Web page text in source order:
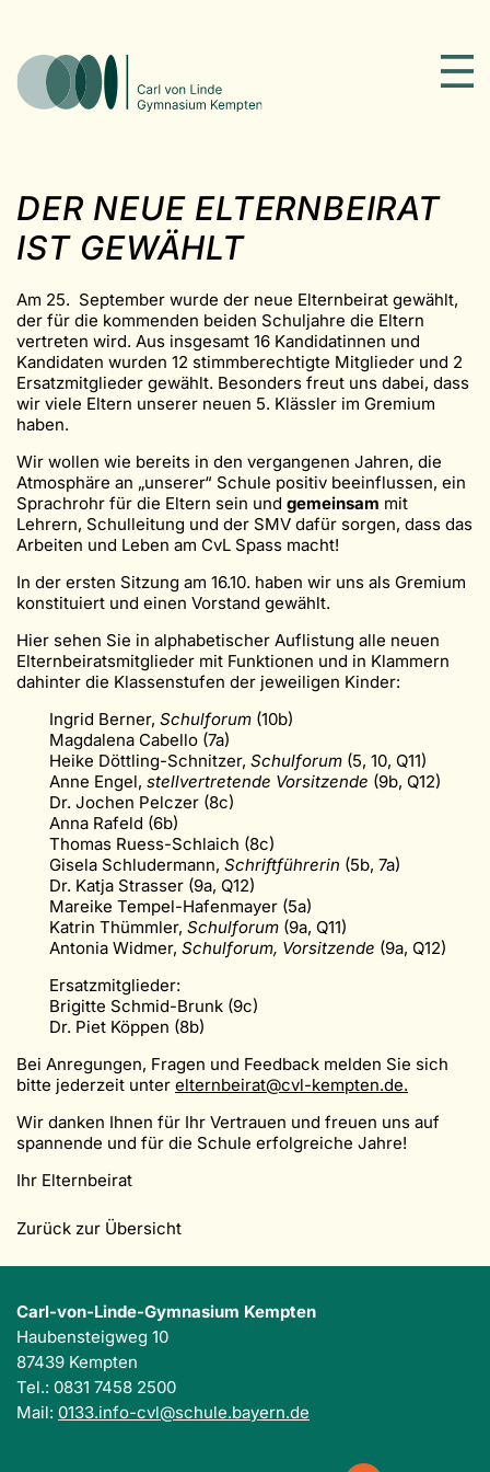
DER NEUE ELTERNBEIRAT
IST GEWÄHLT
Am 25. September wurde der neue Elternbeirat gewählt,
der für die kommenden beiden Schuljahre die Eltern
vertreten wird. Aus insgesamt 16 Kandidatinnen und
Kandidaten wurden 12 stimmberechtigte Mitglieder und 2
Ersatzmitglieder gewählt. Besonders freut uns dabei, dass
wir viele Eltern unserer neuen 5. Klässler im Gremium
haben.
Wir wollen wie bereits in den vergangenen Jahren, die
Atmosphäre an „unserer“ Schule positiv beeinflussen, ein
Sprachrohr für die Eltern sein und gemeinsam mit
Lehrern, Schulleitung und der SMV dafür sorgen, dass das
Arbeiten und Leben am CvL Spass macht!
In der ersten Sitzung am 16.10. haben wir uns als Gremium
konstituiert und einen Vorstand gewählt.
Hier sehen Sie in alphabetischer Auflistung alle neuen
Elternbeiratsmitglieder mit Funktionen und in Klammern
dahinter die Klassenstufen der jeweiligen Kinder:
Ingrid Berner, Schulforum (10b)
Magdalena Cabello (7a)
Heike Döttling-Schnitzer, Schulforum (5, 10, Q11)
Anne Engel, stellvertretende Vorsitzende (9b, Q12)
Dr. Jochen Pelczer (8c)
Anna Rafeld (6b)
Thomas Ruess-Schlaich (8c)
Gisela Schludermann, Schriftführerin (5b, 7a)
Dr. Katja Strasser (9a, Q12)
Mareike Tempel-Hafenmayer (5a)
Katrin Thümmler, Schulforum (9a, Q11)
Antonia Widmer, Schulforum, Vorsitzende (9a, Q12)
Ersatzmitglieder:
Brigitte Schmid-Brunk (9c)
Dr. Piet Köppen (8b)
Bei Anregungen, Fragen und Feedback melden Sie sich
bitte jederzeit unter elternbeirat@cvl-kempten.de.
Wir danken Ihnen für Ihr Vertrauen und freuen uns auf
spannende und für die Schule erfolgreiche Jahre!
Ihr Elternbeirat
Zurück zur Übersicht
Carl-von-Linde-Gymnasium Kempten
Haubensteigweg 10
87439 Kempten
Tel.: 0831 7458 2500
Mail: 0133.info-cvl@schule.bayern.de